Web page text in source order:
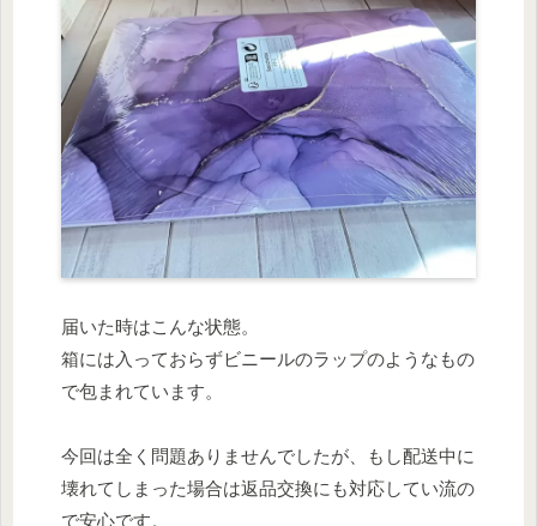
届いた時はこんな状態。
箱には入っておらずビニールのラップのようなもの
で包まれています。
今回は全く問題ありませんでしたが、もし配送中に
壊れてしまった場合は返品交換にも対応してい流の
で安心です。